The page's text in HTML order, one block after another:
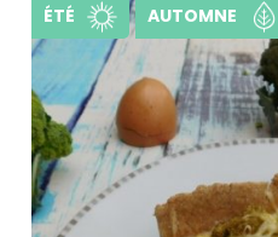
ÉTÉ AUTOMNE